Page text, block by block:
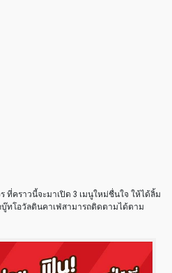
ที่คราวนี้จะมาเปิด 3 เมนูใหม่ชื่นใจ ให้ได้ลิ้ม
บู๊ทโอวัลตินคาเฟ่สามารถติดตามได้ตาม